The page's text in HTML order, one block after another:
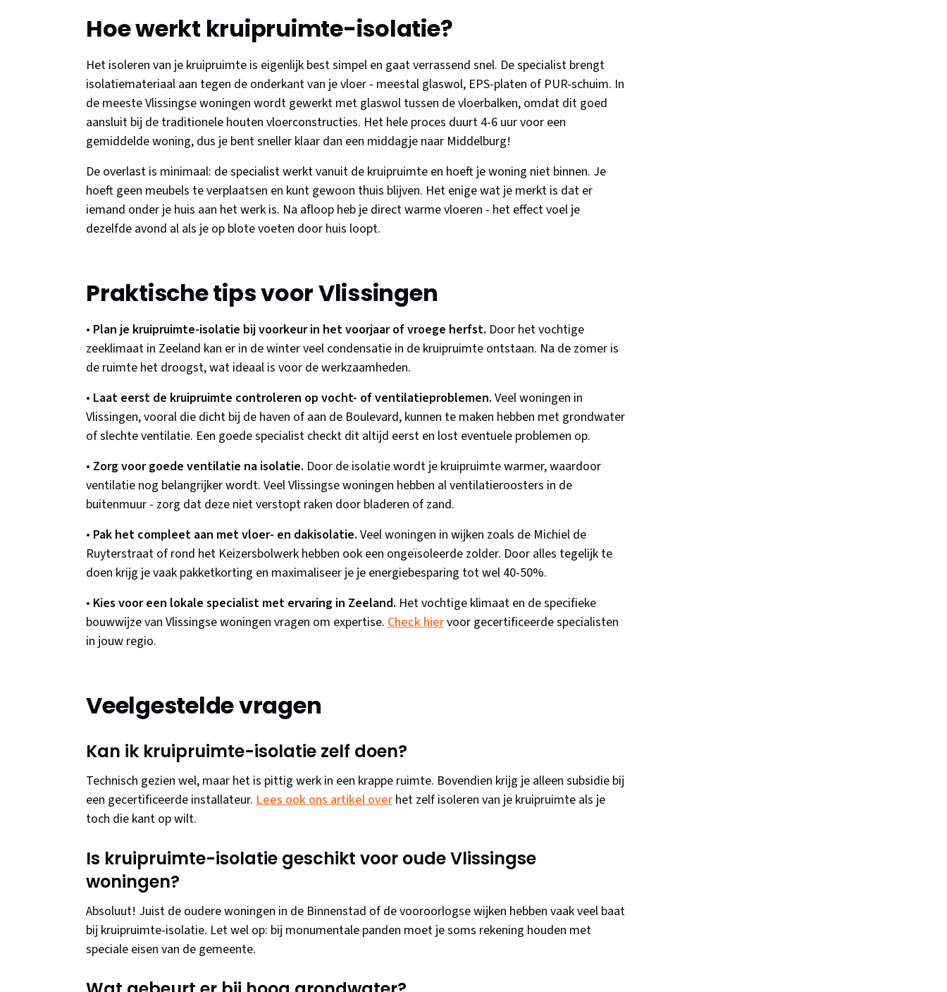
Hoe werkt kruipruimte-isolatie?
Het isoleren van je kruipruimte is eigenlijk best simpel en gaat verrassend snel. De specialist brengt
isolatiemateriaal aan tegen de onderkant van je vloer - meestal glaswol, EPS-platen of PUR-schuim. In
de meeste Vlissingse woningen wordt gewerkt met glaswol tussen de vloerbalken, omdat dit goed
aansluit bij de traditionele houten vloerconstructies. Het hele proces duurt 4-6 uur voor een
gemiddelde woning, dus je bent sneller klaar dan een middagje naar Middelburg!
De overlast is minimaal: de specialist werkt vanuit de kruipruimte en hoeft je woning niet binnen. Je
hoeft geen meubels te verplaatsen en kunt gewoon thuis blijven. Het enige wat je merkt is dat er
iemand onder je huis aan het werk is. Na afloop heb je direct warme vloeren - het effect voel je
dezelfde avond al als je op blote voeten door huis loopt.
Praktische tips voor Vlissingen
• Plan je kruipruimte-isolatie bij voorkeur in het voorjaar of vroege herfst. Door het vochtige
zeeklimaat in Zeeland kan er in de winter veel condensatie in de kruipruimte ontstaan. Na de zomer is
de ruimte het droogst, wat ideaal is voor de werkzaamheden.
• Laat eerst de kruipruimte controleren op vocht- of ventilatieproblemen. Veel woningen in
Vlissingen, vooral die dicht bij de haven of aan de Boulevard, kunnen te maken hebben met grondwater
of slechte ventilatie. Een goede specialist checkt dit altijd eerst en lost eventuele problemen op.
• Zorg voor goede ventilatie na isolatie. Door de isolatie wordt je kruipruimte warmer, waardoor
ventilatie nog belangrijker wordt. Veel Vlissingse woningen hebben al ventilatieroosters in de
buitenmuur - zorg dat deze niet verstopt raken door bladeren of zand.
• Pak het compleet aan met vloer- en dakisolatie. Veel woningen in wijken zoals de Michiel de
Ruyterstraat of rond het Keizersbolwerk hebben ook een ongeïsoleerde zolder. Door alles tegelijk te
doen krijg je vaak pakketkorting en maximaliseer je je energiebesparing tot wel 40-50%.
• Kies voor een lokale specialist met ervaring in Zeeland. Het vochtige klimaat en de specifieke
bouwwijze van Vlissingse woningen vragen om expertise. Check hiervoor gecertificeerde specialisten
in jouw regio.
Veelgestelde vragen
Kan ik kruipruimte-isolatie zelf doen?
Technisch gezien wel, maar het is pittig werk in een krappe ruimte. Bovendien krijg je alleen subsidie bij
een gecertificeerde installateur. Lees ook ons artikel over het zelf isoleren van je kruipruimte als je
toch die kant op wilt.
Is kruipruimte-isolatie geschikt voor oude Vlissingse
woningen?
Absoluut! Juist de oudere woningen in de Binnenstad of de vooroorlogse wijken hebben vaak veel baat
bij kruipruimte-isolatie. Let wel op: bij monumentale panden moet je soms rekening houden met
speciale eisen van de gemeente.